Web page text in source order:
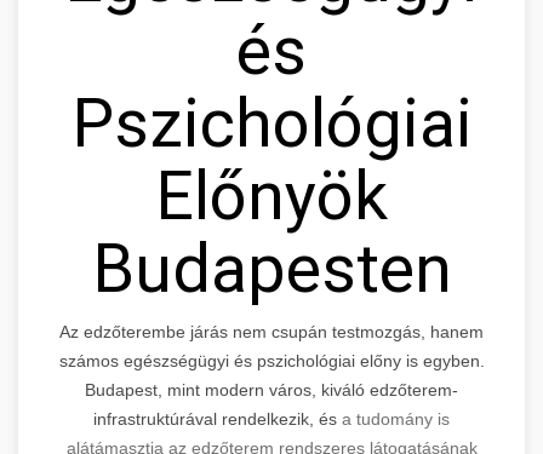
és
Pszichológiai
Előnyök
Budapesten
Az edzőterembe járás nem csupán testmozgás, hanem
számos egészségügyi és pszichológiai előny is egyben.
Budapest, mint modern város, kiváló edzőterem-
infrastruktúrával rendelkezik, és a tudomány is
alátámasztja az edzőterem rendszeres látogatásának